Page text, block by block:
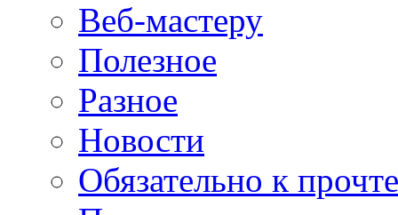
Веб-мастеру
Полезное
Разное
Новости
Обязательно к